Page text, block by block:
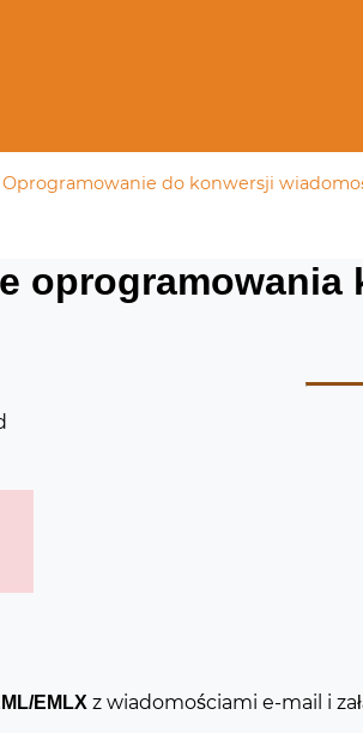
Oprogramowanie do konwersji
EMLX z wiadomościami e-mail i